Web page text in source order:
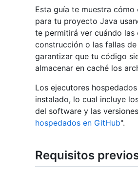
Esta guía te muestra
para tu proyecto Java
te permitirá ver cuándo
construcción o las fallas
garantizar que tu código
almacenar en caché los
Los ejecutores
instalado, lo cual incluye
del software y las
hospedados en GitHub".
Requisitos